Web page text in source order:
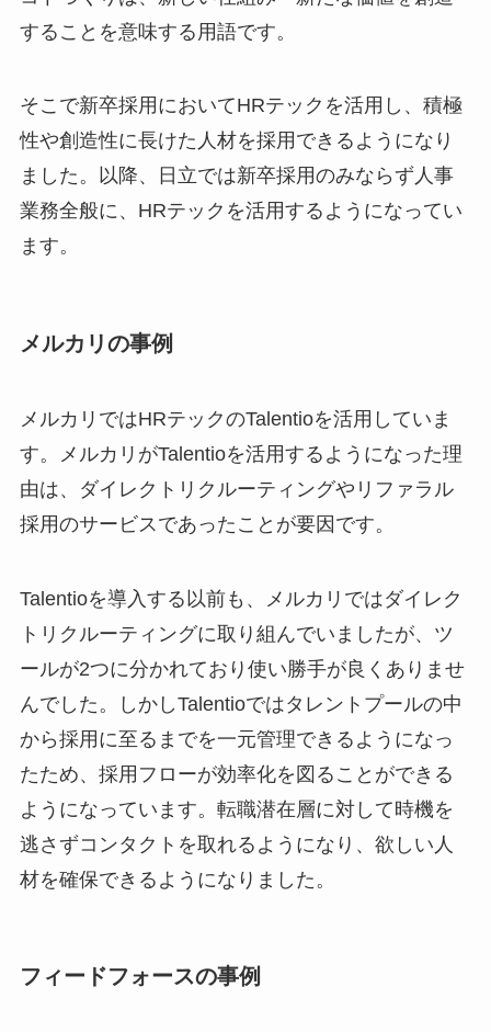
することを意味する用語です。
そこで新卒採用においてHRテックを活用し、積極
性や創造性に長けた人材を採用できるようになり
ました。以降、日立では新卒採用のみならず人事
業務全般に、HRテックを活用するようになってい
ます。
メルカリの事例
メルカリではHRテックのTalentioを活用していま
す。メルカリがTalentioを活用するようになった理
由は、ダイレクトリクルーティングやリファラル
採用のサービスであったことが要因です。
Talentioを導入する以前も、メルカリではダイレク
トリクルーティングに取り組んでいましたが、ツ
ールが2つに分かれており使い勝手が良くありませ
んでした。しかしTalentioではタレントプールの中
から採用に至るまでを一元管理できるようになっ
たため、採用フローが効率化を図ることができる
ようになっています。転職潜在層に対して時機を
逃さずコンタクトを取れるようになり、欲しい人
材を確保できるようになりました。
フィードフォースの事例